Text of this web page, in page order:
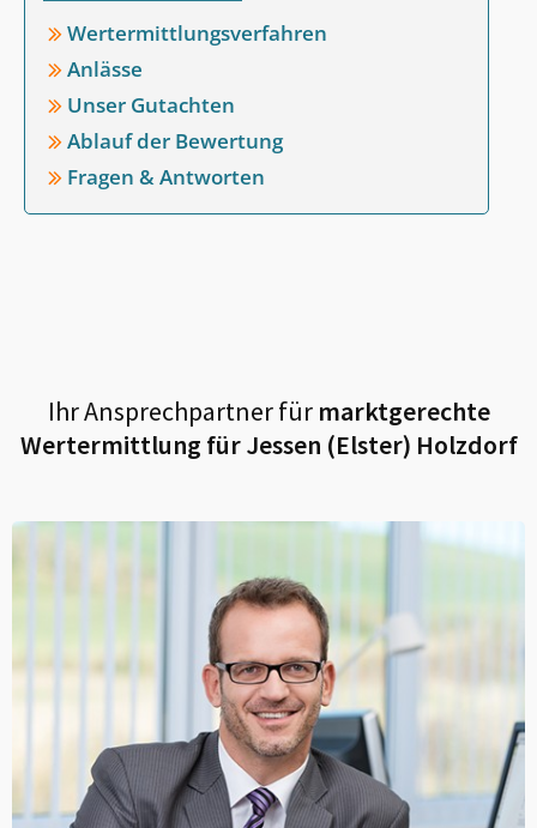
Wertermittlungsverfahren
Anlässe
Unser Gutachten
Ablauf der Bewertung
Fragen & Antworten
Ihr Ansprechpartner fürmarktgerechte
Wertermittlung fürJessen (Elster) Holzdorf